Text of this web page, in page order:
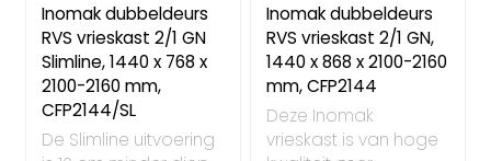
Inomak dubbeldeurs
RVS vrieskast 2/1 GN
Slimline, 1440 x 768 x
2100-2160 mm,
CFP2144/SL
De Slimline uitvoering
Inomak dubbeldeurs
RVS vrieskast 2/1 GN,
1440 x 868 x 2100-2160
mm, CFP2144
Deze Inomak
vrieskast is van hoge